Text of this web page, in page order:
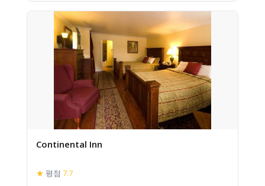
Continental Inn
★ 평점 7.7